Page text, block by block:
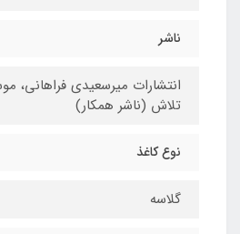
ناشر
انتشارات میرسعیدی فراهانی،
تلاش (ناشر همکار)
نوع کاغذ
گلاسه